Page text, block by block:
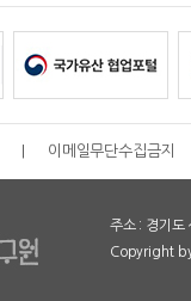
이메일무단수집금지
주소 : 경기
Copyright